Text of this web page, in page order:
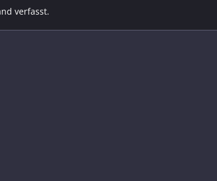
verfasst.